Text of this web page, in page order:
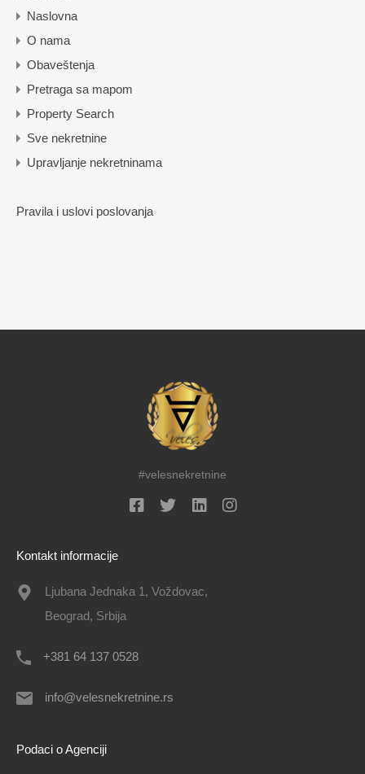
Naslovna
O nama
Obaveštenja
Pretraga sa mapom
Property Search
Sve nekretnine
Upravljanje nekretninama
Pravila i uslovi poslovanja
#velesnekretnine
Kontakt informacije
Ljubana Jednaka 1, Voždovac,
Beograd, Srbija
+381 64 137 0528
info@velesnekretnine.rs
Podaci o Agenciji